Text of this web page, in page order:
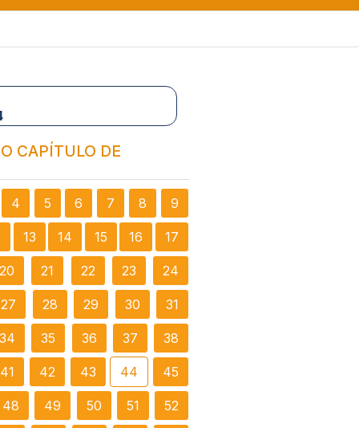
CAPÍTULO DE
4 5 6 7 8 9
13 14 15 16 17
20 21 22 23 24
27 28 29 30 31
34 35 36 37 38
41 42 43 44 45
48 49 50 51 52